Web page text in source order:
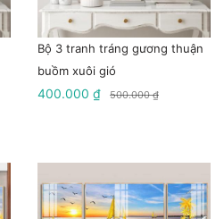
Bộ 3 tranh tráng gương thuận
buồm xuôi gió
400.000 ₫ 500.000 ₫